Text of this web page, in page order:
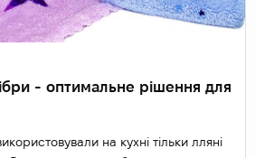
- оптимальне рішення для
на кухні тільки лляні